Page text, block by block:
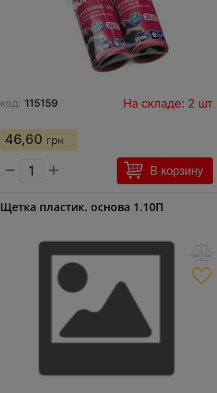
код: 115159 На складе: 2 шт
46,60 грн
− + В корзину
Щетка пластик. основа 1.10П